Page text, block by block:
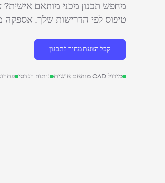
טיפוס לפי הדרישות שלך. אספקה
קבל הצעת מחיר לתכנון
מידול CAD מותאם אישית ניתוח הנדסי